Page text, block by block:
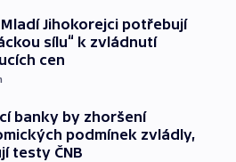
Mladí Jihokorejci potřebují
sílu“ k zvládnutí
cen
banky by zhoršení
podmínek zvládly,
testy ČNB